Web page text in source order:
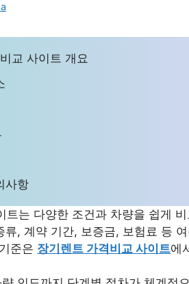
교 사이트 개요
사항
트는 다양한 조건과 차량을 쉽게
류, 계약 기간, 보증금, 보험료 등
준은 장기렌트 가격비교 사이트에